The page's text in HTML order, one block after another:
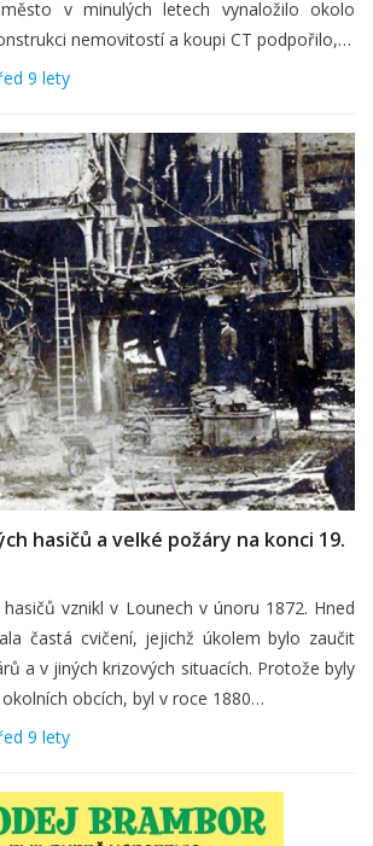
v minulých letech vynaložilo okolo
nemovitostí a koupi CT podpořilo,…
9 lety
hasičů a velké požáry na konci 19.
vznikl v Lounech v únoru 1872. Hned
častá cvičení, jejichž úkolem bylo zaučit
a v jiných krizových situacích. Protože byly
obcích, byl v roce 1880…
9 lety